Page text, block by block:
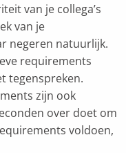
van je collega’s
van je
negeren natuurlijk.
requirements
tegenspreken.
zijn ook
over doet om
voldoen,